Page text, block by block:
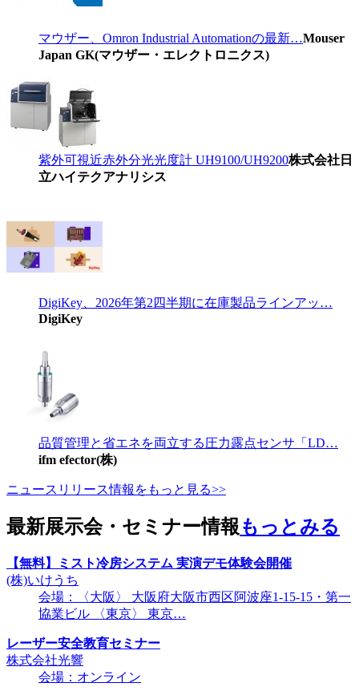
マウザー、Omron Industrial Automationの最新…Mouser
Japan GK(マウザー・エレクトロニクス)
紫外可視近赤外分光光度計 UH9100/UH9200株式会社日
立ハイテクアナリシス
DigiKey、2026年第2四半期に在庫製品ラインアッ…
DigiKey
品質管理と省エネを両立する圧力露点センサ「LD…
ifm efector(株)
ニュースリリース情報をもっと見る>>
最新展示会・セミナー情報もっとみる
【無料】ミスト冷房システム 実演デモ体験会開催
(株)いけうち
会場：〈大阪〉 大阪府大阪市西区阿波座1-15-15・第一
協業ビル 〈東京〉 東京…
レーザー安全教育セミナー
株式会社光響
会場：オンライン